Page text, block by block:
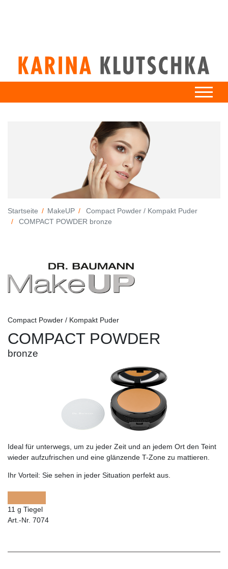
Startseite MakeUP
Compact Powder / Kompakt Puder
COMPACT POWDER bronze
Compact Powder / Kompakt Puder
COMPACT POWDER
bronze
Ideal für unterwegs, um zu jeder Zeit und an jedem Ort den Teint
wieder aufzufrischen und eine glänzende T-Zone zu mattieren.
Ihr Vorteil: Sie sehen in jeder Situation perfekt aus.
11 g Tiegel
Art.-Nr. 7074